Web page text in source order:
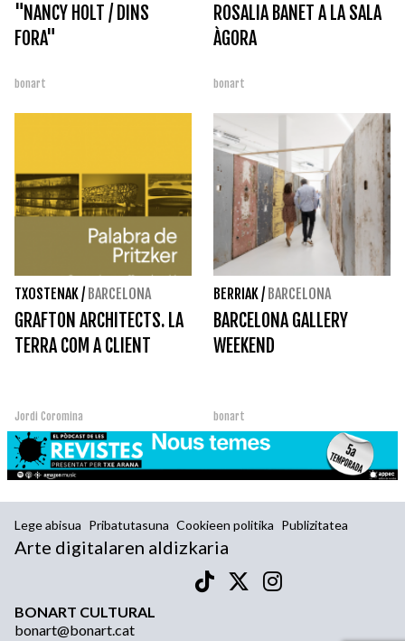
"NANCY HOLT / DINS
FORA"
bonart
ROSALIA BANET A LA SALA
ÀGORA
bonart
TXOSTENAK/ BARCELONA
GRAFTON ARCHITECTS. LA
TERRA COM A CLIENT
Jordi Coromina
BERRIAK/ BARCELONA
BARCELONA GALLERY
WEEKEND
bonart
Lege abisua Pribatutasuna Cookieen politika Publizitatea
Arte digitalaren aldizkaria
BONART CULTURAL
bonart@bonart.cat